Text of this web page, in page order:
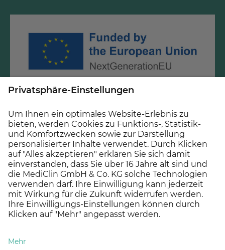
auf Grundlage des vom Sächsischen Landtag
beschlossenen Haushaltes.
© 2026 MEDICLIN AG, Offenburg - Ein Unternehmen der
Asklepios Gruppe
Datenschutz